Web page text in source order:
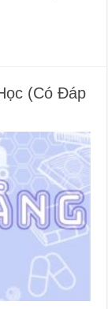
(Có Đáp